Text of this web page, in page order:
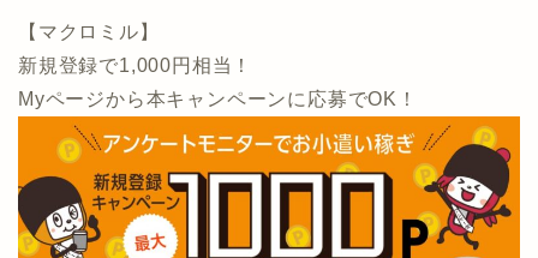
【マクロミル】
新規登録で1,000円相当！
Myページから本キャンペーンに応募でOK！